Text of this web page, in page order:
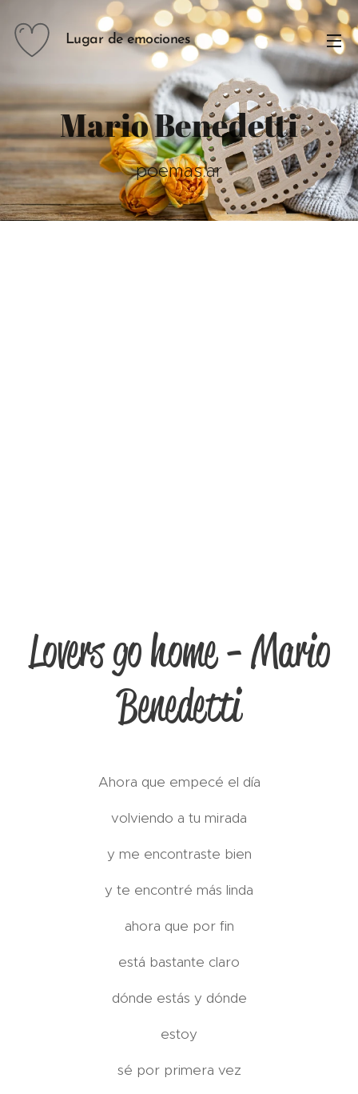
Lugar de emociones
Mario Benedetti
poemas.ar
Lovers go home - Mario
Benedetti
Ahora que empecé el día
volviendo a tu mirada
y me encontraste bien
y te encontré más linda
ahora que por fin
está bastante claro
dónde estás y dónde
estoy
sé por primera vez